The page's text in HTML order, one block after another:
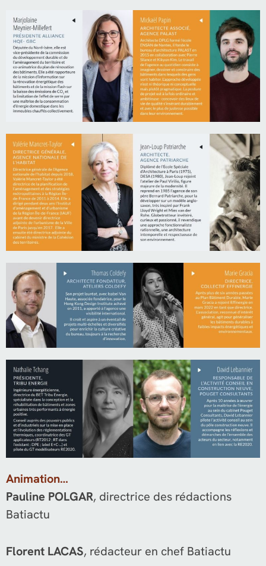
Animation…
Pauline POLGAR, directrice des rédactions
Batiactu
Florent LACAS, rédacteur en chef Batiactu